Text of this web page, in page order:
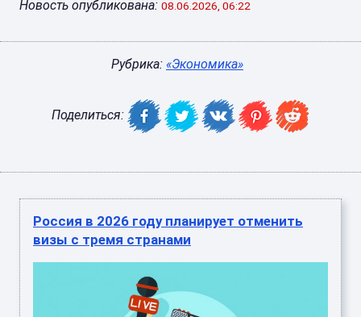
Новость опубликована: 08.06.2026, 06:22
Рубрика: «Экономика»
Поделиться:
Россия в 2026 году планирует отменить
визы с тремя странами